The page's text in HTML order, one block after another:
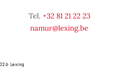
Tel. +32 81 21 22 23
namur@lexing.be
Lexing